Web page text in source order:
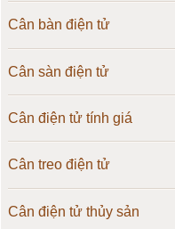
Cân bàn điện tử
Cân sàn điện tử
Cân điện tử tính giá
Cân treo điện tử
Cân điện tử thủy sản